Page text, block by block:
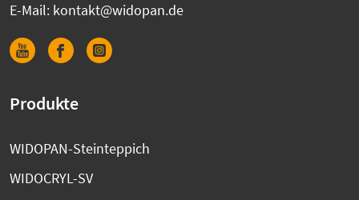
E-Mail: kontakt@widopan.de
Produkte
WIDOPAN-Steinteppich
WIDOCRYL-SV